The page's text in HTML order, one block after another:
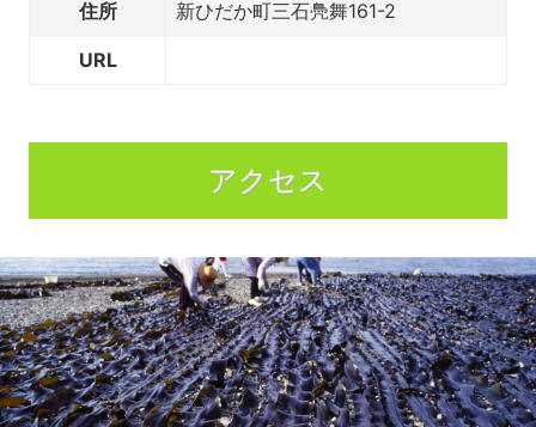
住所 新ひだか町三石鳧舞161-2
URL
アクセス